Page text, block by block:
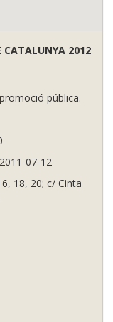
CATALUNYA 2012
pública.
2011-07-12
18, 20; c/ Cinta